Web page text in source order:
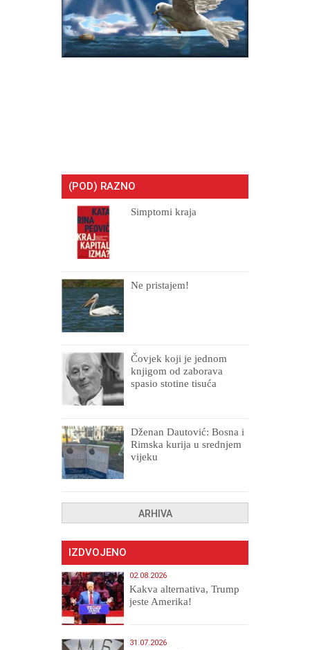
(POD) RAZNO
Simptomi kraja
Ne pristajem!
Čovjek koji je jednom
knjigom od zaborava
spasio stotine tisuća
Dženan Dautović: Bosna i
Rimska kurija u srednjem
vijeku
ARHIVA
IZDVOJENO
02.08.2026
Kakva alternativa, Trump
jeste Amerika!
31.07.2026